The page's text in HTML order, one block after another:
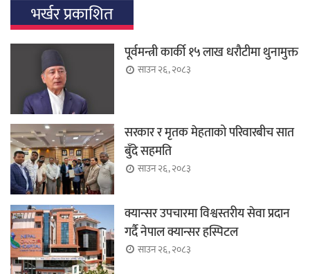
भर्खर प्रकाशित
पूर्वमन्त्री कार्की १५ लाख धरौटीमा थुनामुक्त
साउन २६, २०८३
सरकार र मृतक मेहताको परिवारबीच सात
बुँदे सहमति
साउन २६, २०८३
क्यान्सर उपचारमा विश्वस्तरीय सेवा प्रदान
गर्दै नेपाल क्यान्सर हस्पिटल
साउन २६, २०८३